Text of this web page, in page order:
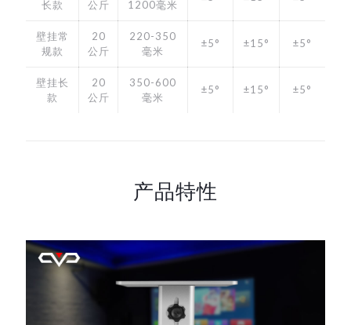
长款
公斤
1200毫米
壁挂常
规款
20
公斤
220-350
毫米
±5° ±15° ±5°
壁挂长
款
20
公斤
350-600
毫米
±5° ±15° ±5°
产品特性